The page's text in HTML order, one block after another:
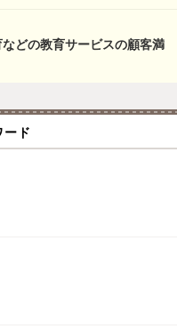
などの教育サービスの顧客満
ード